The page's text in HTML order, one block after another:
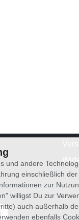
und andere
einschließlich
zur
willigst Du zur
auch außerhalb
ebenfalls